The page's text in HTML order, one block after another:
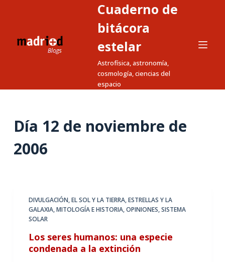
a
n
Cuaderno de
bitácora
estelar
Astrofísica, astronomía,
cosmología, ciencias del
espacio
Día 12 de noviembre de
2006
DIVULGACIÓN,EL SOL Y LA TIERRA,ESTRELLAS Y LA
GALAXIA,MITOLOGÍA E HISTORIA,OPINIONES,SISTEMA
SOLAR
Los seres humanos: una especie
condenada a la extinción